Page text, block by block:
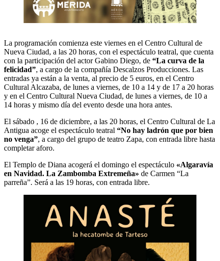
La programación comienza este viernes en el Centro Cultural de
Nueva Ciudad, a las 20 horas, con el espectáculo teatral, que cuenta
con la participación del actor Gabino Diego, de “La curva de la
felicidad”, a cargo de la compañía Descalzos Producciones. Las
entradas ya están a la venta, al precio de 5 euros, en el Centro
Cultural Alcazaba, de lunes a viernes, de 10 a 14 y de 17 a 20 horas
y en el Centro Cultural Nueva Ciudad, de lunes a viernes, de 10 a
14 horas y mismo día del evento desde una hora antes.
El sábado , 16 de diciembre, a las 20 horas, el Centro Cultural de La
Antigua acoge el espectáculo teatral “No hay ladrón que por bien
no venga”, a cargo del grupo de teatro Zapa, con entrada libre hasta
completar aforo.
El Templo de Diana acogerá el domingo el espectáculo «Algaravía
en Navidad. La Zambomba Extremeña» de Carmen “La
parreña”. Será a las 19 horas, con entrada libre.